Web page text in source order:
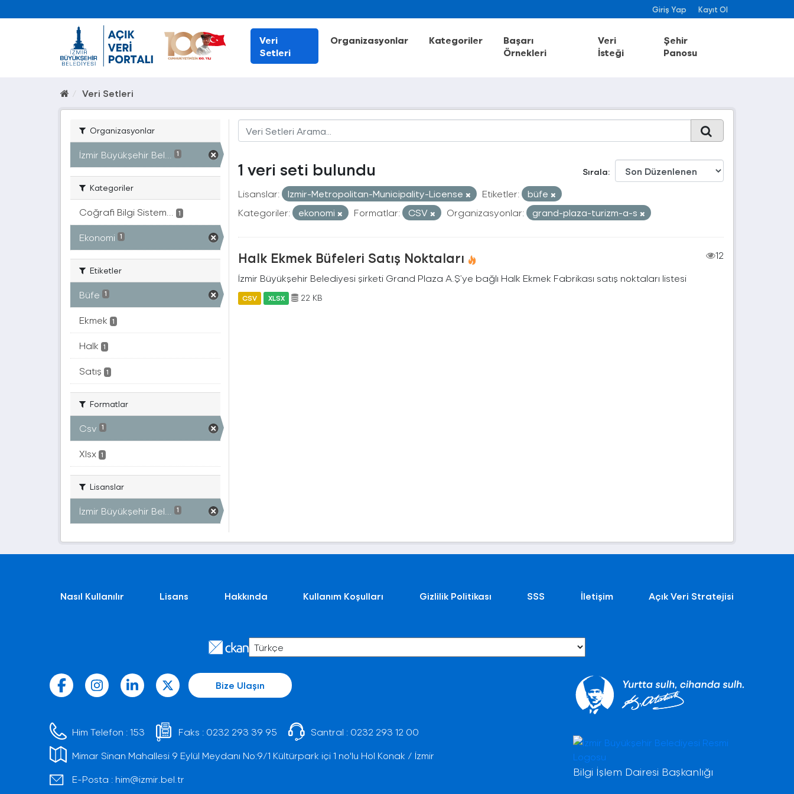
Giriş Yap Kayıt Ol
Veri
Setleri
Organizasyonlar Kategoriler
Başarı
Örnekleri
Veri
İsteği
Şehir
Panosu
Veri Setleri
Organizasyonlar
İzmir Büyükşehir Bel... 1
Kategoriler
Coğrafi Bilgi Sistem... 1
Ekonomi 1
Etiketler
Büfe 1
Ekmek 1
Halk 1
Satış 1
Formatlar
Csv 1
Xlsx 1
Lisanslar
İzmir Büyükşehir Bel... 1
Sırala
1 veri seti bulundu
Lisanslar: Izmir-Metropolitan-Municipality-License Etiketler:
büfe
Kategoriler:
ekonomi Formatlar: CSV Organizasyonlar: grand-plaza-turizm-a-s
Halk Ekmek Büfeleri Satış Noktaları
12
İzmir Büyükşehir Belediyesi şirketi Grand Plaza A.Ş’ye bağlı Halk Ekmek Fabrikası satış noktaları listesi
CSV XLSX 22 KB
Nasıl Kullanılır Lisans Hakkında Kullanım Koşulları Gizlilik Politikası SSS İletişim Açık Veri Stratejisi
Bize Ulaşın
Him Telefon :153 Faks : 0232 293 39 95 Santral : 0232 293 12 00
Mimar Sinan Mahallesi 9 Eylül Meydanı No:9/1 Kültürpark içi 1 no'lu Hol Konak / İzmir
E-Posta : him@izmir.bel.tr
Bilgi İşlem Dairesi Başkanlığı